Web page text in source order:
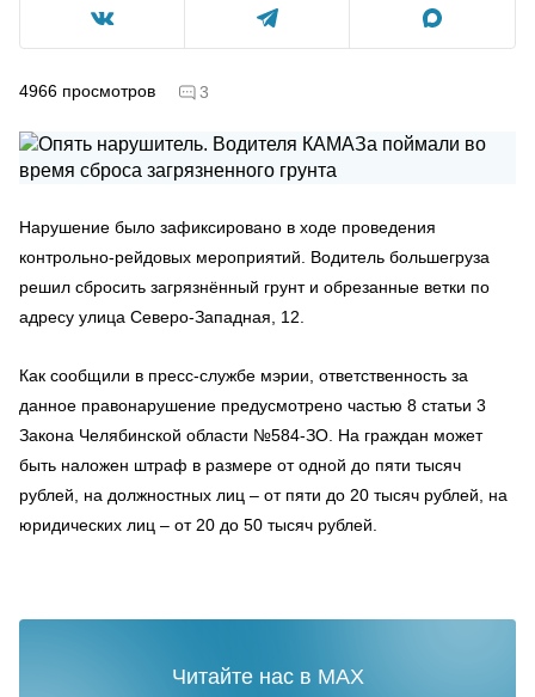
4966 просмотров 3
Нарушение было зафиксировано в ходе проведения
контрольно-рейдовых мероприятий. Водитель большегруза
решил сбросить загрязнённый грунт и обрезанные ветки по
адресу улица Северо-Западная, 12.
Как сообщили в пресс-службе мэрии, ответственность за
данное правонарушение предусмотрено частью 8 статьи 3
Закона Челябинской области №584-ЗО. На граждан может
быть наложен штраф в размере от одной до пяти тысяч
рублей, на должностных лиц – от пяти до 20 тысяч рублей, на
юридических лиц – от 20 до 50 тысяч рублей.
Читайте нас в MAX